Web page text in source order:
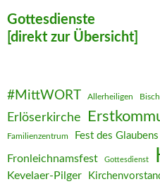
Gottesdienste
[direkt zur Übersicht]
#MittWORT Allerheiligen
Erlöserkirche
Familienzentrum Fest des Glaubens
Fronleichnamsfest Gottesdienst
Kevelaer-Pilger